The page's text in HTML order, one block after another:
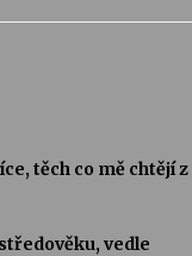
těch co mě chtějí z
vedle